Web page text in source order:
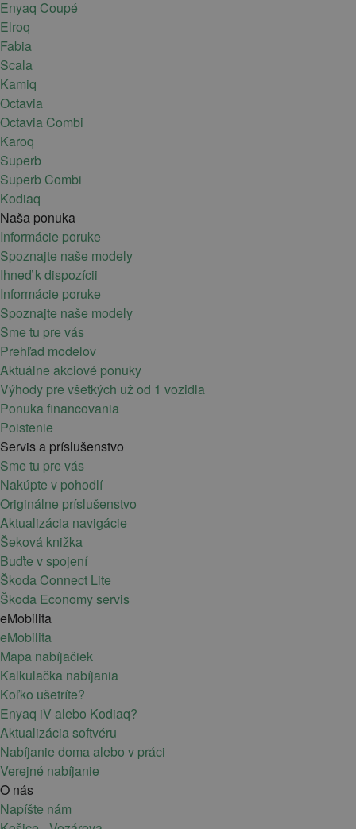
Enyaq Coupé
Elroq
Fabia
Scala
Kamiq
Octavia
Octavia Combi
Karoq
Superb
Superb Combi
Kodiaq
Naša ponuka
Informácie poruke
Spoznajte naše modely
Ihneď k dispozícii
Informácie poruke
Spoznajte naše modely
Sme tu pre vás
Prehľad modelov
Aktuálne akciové ponuky
Výhody pre všetkých už od 1 vozidla
Ponuka financovania
Poistenie
Servis a príslušenstvo
Sme tu pre vás
Nakúpte v pohodlí
Originálne príslušenstvo
Aktualizácia navigácie
Šeková knižka
Buďte v spojení
Škoda Connect Lite
Škoda Economy servis
eMobilita
eMobilita
Mapa nabíjačiek
Kalkulačka nabíjania
Koľko ušetríte?
Enyaq iV alebo Kodiaq?
Aktualizácia softvéru
Nabíjanie doma alebo v práci
Verejné nabíjanie
O nás
Napíšte nám